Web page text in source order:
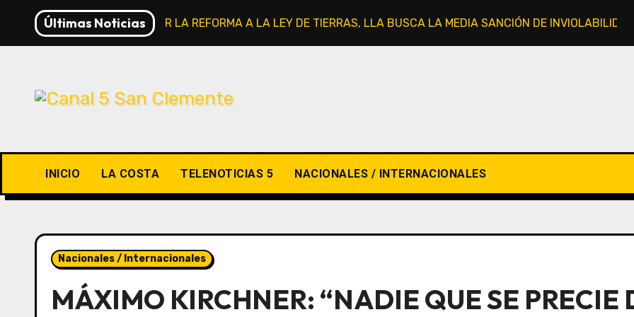
contenido
Últimas Noticias
VIVO: TRAS RETIRAR LA REFORMA A LA LEY DE TIERRAS, LLA BUSCA LA MEDIA SANCIÓN DE
INICIO LA COSTA TELENOTICIAS 5 NACIONALES / INTERNACIONALES
Nacionales / Internacionales
MÁXIMO KIRCHNER: “NADIE QUE SE PRECIE